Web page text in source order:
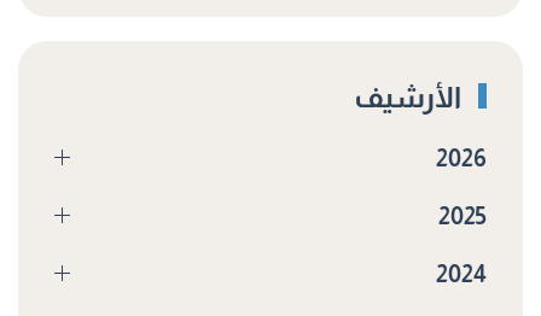
الأرشيف
2026
2025
2024